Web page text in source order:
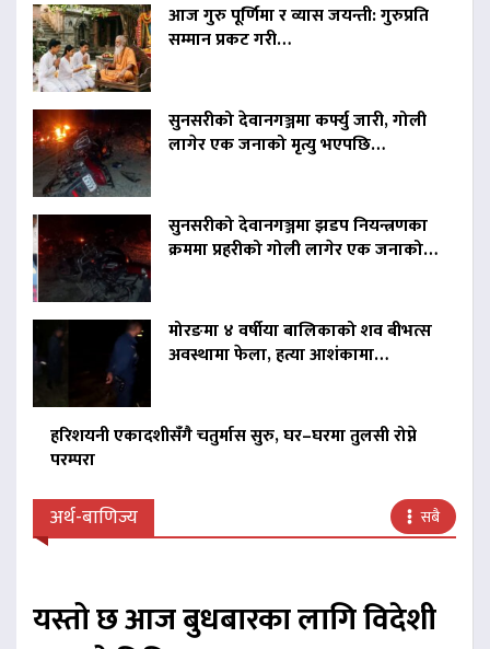
आज गुरु पूर्णिमा र व्यास जयन्ती: गुरुप्रति
सम्मान प्रकट गरी…
सुनसरीको देवानगञ्जमा कर्फ्यु जारी, गोली
लागेर एक जनाको मृत्यु भएपछि…
सुनसरीको देवानगञ्जमा झडप नियन्त्रणका
क्रममा प्रहरीको गोली लागेर एक जनाको…
मोरङमा ४ वर्षीया बालिकाको शव बीभत्स
अवस्थामा फेला, हत्या आशंकामा…
हरिशयनी एकादशीसँगै चतुर्मास सुरु, घर–घरमा तुलसी रोप्ने
परम्परा
अर्थ-बाणिज्य सबै
यस्तो छ आज बुधबारका लागि विदेशी